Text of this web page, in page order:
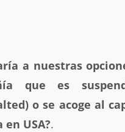
a nuestras
que es
o se acoge al
USA?.